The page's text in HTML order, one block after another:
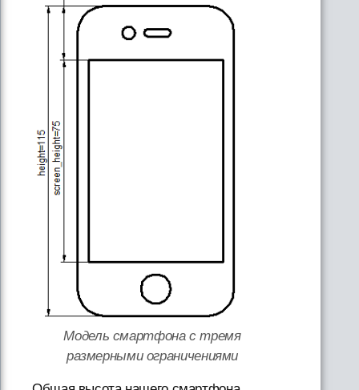
Модель смартфона с тремя
размерными ограничениями